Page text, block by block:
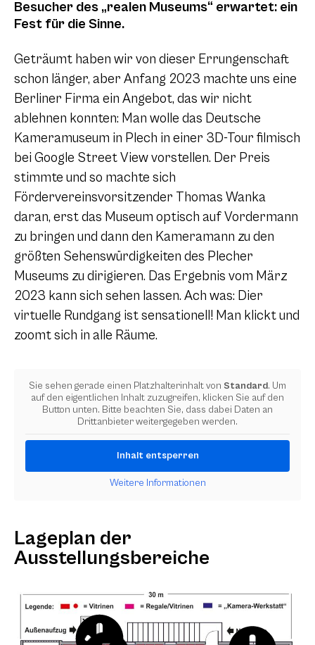
Besucher des „realen Museums“ erwartet: ein
Fest für die Sinne.
Geträumt haben wir von dieser Errungenschaft
schon länger, aber Anfang 2023 machte uns eine
Berliner Firma ein Angebot, das wir nicht
ablehnen konnten: Man wolle das Deutsche
Kameramuseum in Plech in einer 3D-Tour filmisch
bei Google Street View vorstellen. Der Preis
stimmte und so machte sich
Fördervereinsvorsitzender Thomas Wanka
daran, erst das Museum optisch auf Vordermann
zu bringen und dann den Kameramann zu den
größten Sehenswürdigkeiten des Plecher
Museums zu dirigieren. Das Ergebnis vom März
2023 kann sich sehen lassen. Ach was: Dier
virtuelle Rundgang ist sensationell! Man klickt und
zoomt sich in alle Räume.
Sie sehen gerade einen Platzhalterinhalt von Standard. Um
auf den eigentlichen Inhalt zuzugreifen, klicken Sie auf den
Button unten. Bitte beachten Sie, dass dabei Daten an
Drittanbieter weitergegeben werden.
Inhalt entsperren
Weitere Informationen
Lageplan der
Ausstellungsbereiche